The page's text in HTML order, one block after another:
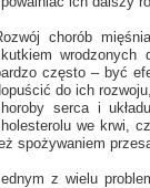
chorób
wrodzonych
często – być
do ich
serca i
we krwi,
spożywaniem
z wielu